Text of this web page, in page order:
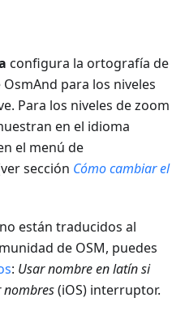
configura la ortografía de
para los niveles
Para los niveles de zoom
en el idioma
el menú de
sección Cómo cambiar el
están traducidos al
de OSM, puedes
: Usar nombre en latín si
nombres(iOS) interruptor.